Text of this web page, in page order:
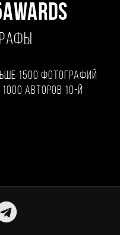
1500 фотографий
авторов 10-й